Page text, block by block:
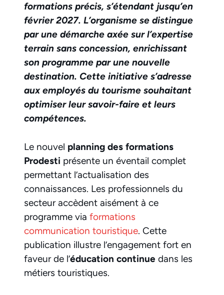
formations précis, s’étendant jusqu’en
février 2027. L’organisme se distingue
par une démarche axée sur l’expertise
terrain sans concession, enrichissant
son programme par une nouvelle
destination. Cette initiative s’adresse
aux employés du tourisme souhaitant
optimiser leur savoir-faire et leurs
compétences.
Le nouvel planning des formations
Prodesti présente un éventail complet
permettant l’actualisation des
connaissances. Les professionnels du
secteur accèdent aisément à ce
programme via formations
communication touristique. Cette
publication illustre l’engagement fort en
faveur de l’éducation continue dans les
métiers touristiques.